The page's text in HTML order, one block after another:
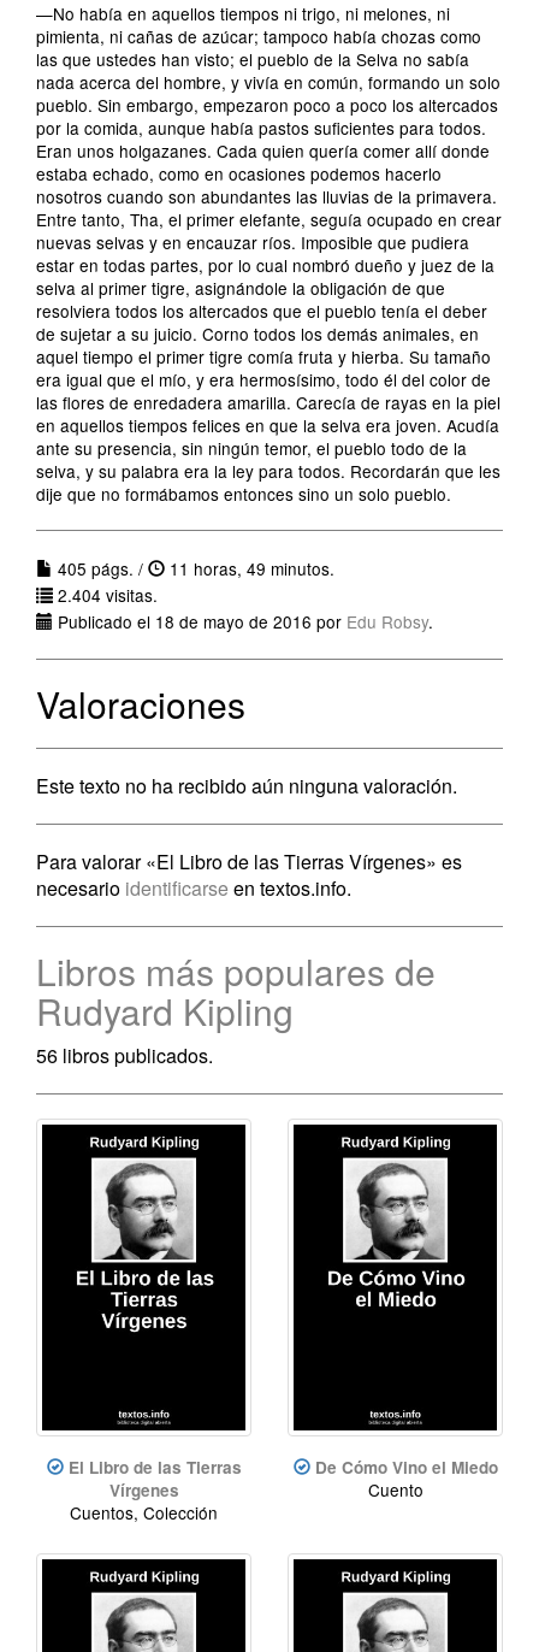
—No había en aquellos tiempos ni trigo, ni melones, ni
pimienta, ni cañas de azúcar; tampoco había chozas como
las que ustedes han visto; el pueblo de la Selva no sabía
nada acerca del hombre, y vivía en común, formando un solo
pueblo. Sin embargo, empezaron poco a poco los altercados
por la comida, aunque había pastos suficientes para todos.
Eran unos holgazanes. Cada quien quería comer allí donde
estaba echado, como en ocasiones podemos hacerlo
nosotros cuando son abundantes las lluvias de la primavera.
Entre tanto, Tha, el primer elefante, seguía ocupado en crear
nuevas selvas y en encauzar ríos. Imposible que pudiera
estar en todas partes, por lo cual nombró dueño y juez de la
selva al primer tigre, asignándole la obligación de que
resolviera todos los altercados que el pueblo tenía el deber
de sujetar a su juicio. Corno todos los demás animales, en
aquel tiempo el primer tigre comía fruta y hierba. Su tamaño
era igual que el mío, y era hermosísimo, todo él del color de
las flores de enredadera amarilla. Carecía de rayas en la piel
en aquellos tiempos felices en que la selva era joven. Acudía
ante su presencia, sin ningún temor, el pueblo todo de la
selva, y su palabra era la ley para todos. Recordarán que les
dije que no formábamos entonces sino un solo pueblo.
405 págs. /
11 horas, 49 minutos.
2.404 visitas.
Publicado el 18 de mayo de 2016 por Edu Robsy.
Valoraciones
Este texto no ha recibido aún ninguna valoración.
Para valorar «El Libro de las Tierras Vírgenes» es
necesario identificarse en textos.info.
Libros más populares de
Rudyard Kipling
56 libros publicados.
El Libro de las Tierras
Vírgenes
Cuentos, Colección
De Cómo Vino el Miedo
Cuento